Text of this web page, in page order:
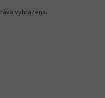
vyhrazena.